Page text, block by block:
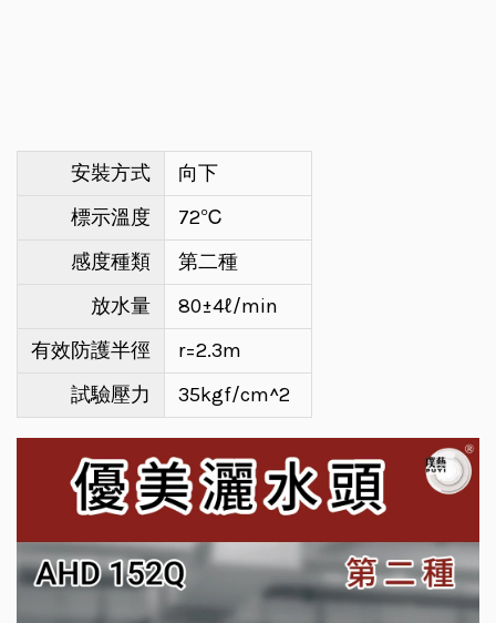
安裝方式
向下
標示溫度
72℃
感度種類
第二種
放水量
80±4ℓ/min
有效防護半徑
r=2.3m
試驗壓力
35kgf/cm^2